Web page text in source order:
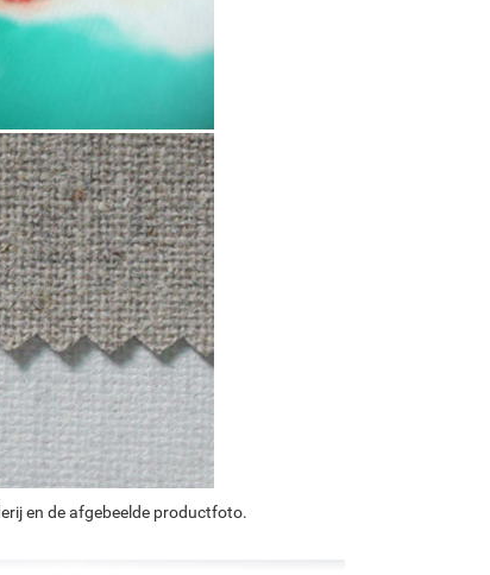
en de afgebeelde productfoto.